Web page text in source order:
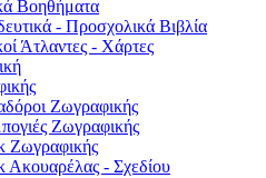
Βοηθήματα
- Προσχολικά Βιβλία
Άτλαντες - Χάρτες
Ζωγραφικής
Ζωγραφικής
Ζωγραφικής
- Σχεδίου